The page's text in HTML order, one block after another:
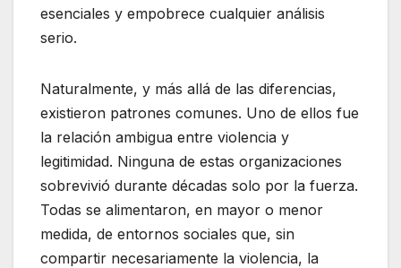
esenciales y empobrece cualquier análisis
serio.
Naturalmente, y más allá de las diferencias,
existieron patrones comunes. Uno de ellos fue
la relación ambigua entre violencia y
legitimidad. Ninguna de estas organizaciones
sobrevivió durante décadas solo por la fuerza.
Todas se alimentaron, en mayor o menor
medida, de entornos sociales que, sin
compartir necesariamente la violencia, la